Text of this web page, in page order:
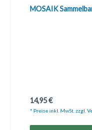
MOSAIK
Regulärer Preis:
14,95 €
* Preise inkl. MwSt. zzgl.